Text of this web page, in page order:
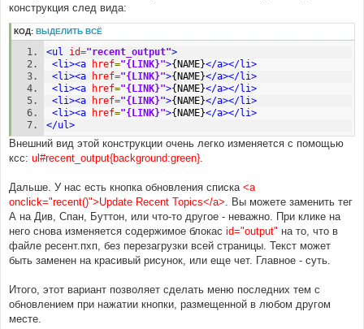
конструкция след вида:
КОД: ВЫДЕЛИТЬ ВСЁ
<ul id="recent_output">
<li><a
href="{LINK}">{NAME}</a></li>
<li><a
href="{LINK}">{NAME}</a></li>
<li><a
href="{LINK}">{NAME}</a></li>
<li><a
href="{LINK}">{NAME}</a></li>
<li><a
href="{LINK}">{NAME}</a></li>
</ul>
Внешний вид этой конструкции очень легко изменяется с помощью
ксс: ul#recent_output{background:green}.
Дальше. У нас есть кнопка обновления списка <a
onclick="recent()">Update Recent Topics</a>. Вы можете заменить тег
А на Див, Спан, Буттон, или что-то другое - неважно. При клике на
него снова изменяется содержимое блокас id="output" на то, что в
файле ресент.пхп, без перезагрузки всей страницы. Текст может
быть заменен на красивый рисунок, или еще чет. Главное - суть.
Итого, этот вариант позволяет сделать меню последних тем с
обновлением при нажатии кнопки, размещенной в любом другом
месте.